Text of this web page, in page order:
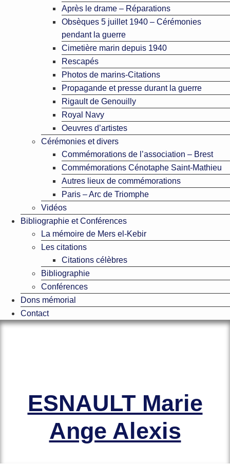
Après le drame – Réparations
Obsèques 5 juillet 1940 – Cérémonies
pendant la guerre
Cimetière marin depuis 1940
Rescapés
Photos de marins-Citations
Propagande et presse durant la guerre
Rigault de Genouilly
Royal Navy
Oeuvres d’artistes
Cérémonies et divers
Commémorations de l’association – Brest
Commémorations Cénotaphe Saint-Mathieu
Autres lieux de commémorations
Paris – Arc de Triomphe
Vidéos
Bibliographie et Conférences
La mémoire de Mers el-Kebir
Les citations
Citations célèbres
Bibliographie
Conférences
Dons mémorial
Contact
ESNAULT Marie
Ange Alexis